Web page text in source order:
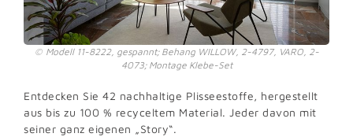
Modell 11-8222, gespannt; Behang WILLOW, 2-4797, VARO, 2-
4073; Montage Klebe-Set
Entdecken Sie 42 nachhaltige Plisseestoffe, hergestellt
aus bis zu 100 % recyceltem Material. Jeder davon mit
seiner ganz eigenen „Story“.